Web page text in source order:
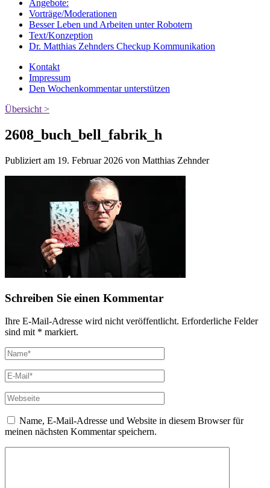
Angebote:
Vorträge/Moderationen
Besser Leben und Arbeiten unter Robotern
Text/Konzeption
Dr. Matthias Zehnders Checkup Kommunikation
Kontakt
Impressum
Den Wochenkommentar unterstützen
Übersicht >
2608_buch_bell_fabrik_h
Publiziert am 19. Februar 2026 von Matthias Zehnder
Schreiben Sie einen Kommentar
Ihre E-Mail-Adresse wird nicht veröffentlicht. Erforderliche Felder
sind mit * markiert.
Name, E-Mail-Adresse und Website in diesem Browser für
meinen nächsten Kommentar speichern.